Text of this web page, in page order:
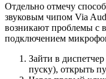
Отдельно отмечу
звуковым чипом Via
возникают проблемы с
подключением
Зайти в
пуску), открыть